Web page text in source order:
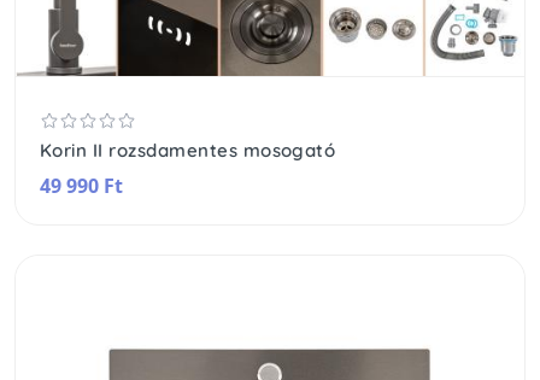
Korin II rozsdamentes mosogató
49 990 Ft